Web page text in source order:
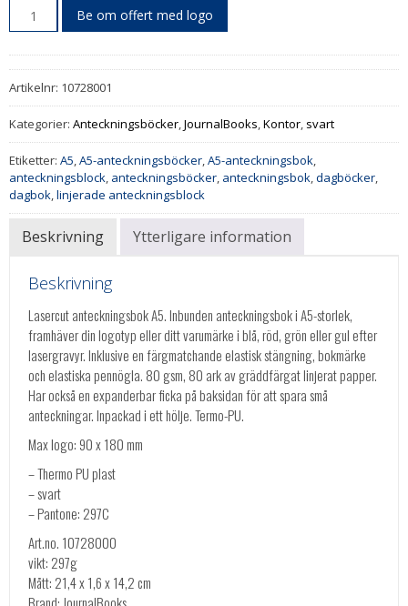
Be om offert med logo
Artikelnr: 10728001
Kategorier: Anteckningsböcker,JournalBooks,Kontor, svart
Etiketter: A5,A5-anteckningsböcker,A5-anteckningsbok,
anteckningsblock, anteckningsböcker, anteckningsbok,dagböcker,
dagbok,linjerade anteckningsblock
Beskrivning Ytterligare information
Beskrivning
Lasercut anteckningsbok A5. Inbunden anteckningsbok i A5-storlek,
framhäver din logotyp eller ditt varumärke i blå, röd, grön eller gul efter
lasergravyr. Inklusive en färgmatchande elastisk stängning, bokmärke
och elastiska pennögla. 80 gsm, 80 ark av gräddfärgat linjerat papper.
Har också en expanderbar ficka på baksidan för att spara små
anteckningar. Inpackad i ett hölje. Termo-PU.
Max logo: 90 x 180 mm
– Thermo PU plast
– svart
– Pantone: 297C
Art.no. 10728000
vikt: 297g
Mått: 21,4 x 1,6 x 14,2 cm